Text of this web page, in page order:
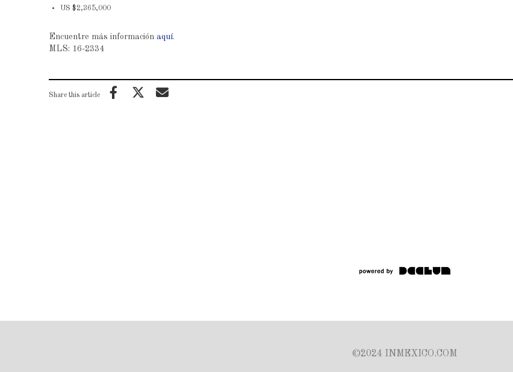
US $2,365,000
Encuentre más información aquí.
MLS: 16-2334
Share this article
©2024 INMEXICO.COM